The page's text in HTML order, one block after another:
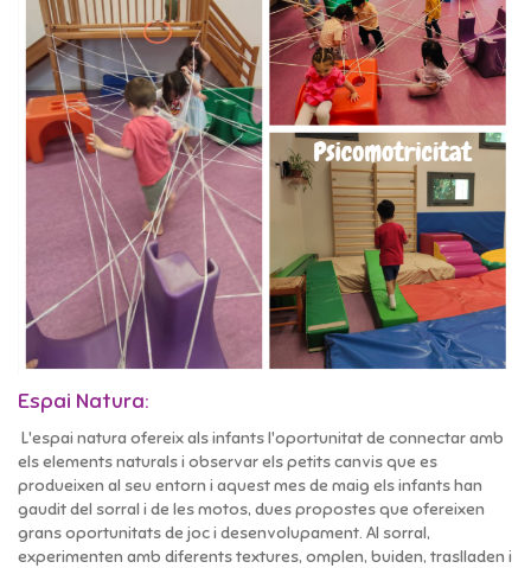
Espai Natura:
L'espai natura ofereix als infants l'oportunitat de connectar amb
els elements naturals i observar els petits canvis que es
produeixen al seu entorn i aquest mes de maig els infants han
gaudit del sorral i de les motos, dues propostes que ofereixen
grans oportunitats de joc i desenvolupament. Al sorral,
experimenten amb diferents textures, omplen, buiden, traslladen i